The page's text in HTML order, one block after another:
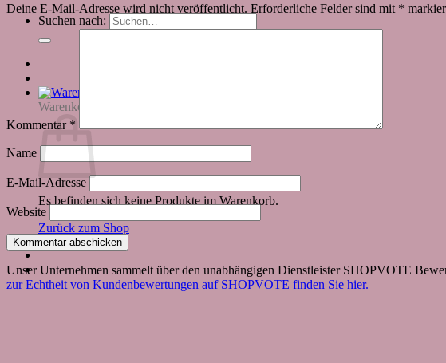
Suchen nach:
Warenkorb
Es befinden sich keine Produkte im Warenkorb.
Zurück zum Shop
Deine E-Mail-Adresse wird nicht veröffentlicht. Erforderliche Felder sind mit *
Kommentar *
Name
E-Mail-Adresse
Website
Unser Unternehmen sammelt über den unabhängigen Dienstleister SHOPVOTE
zur Echtheit von Kundenbewertungen auf SHOPVOTE finden Sie hier.